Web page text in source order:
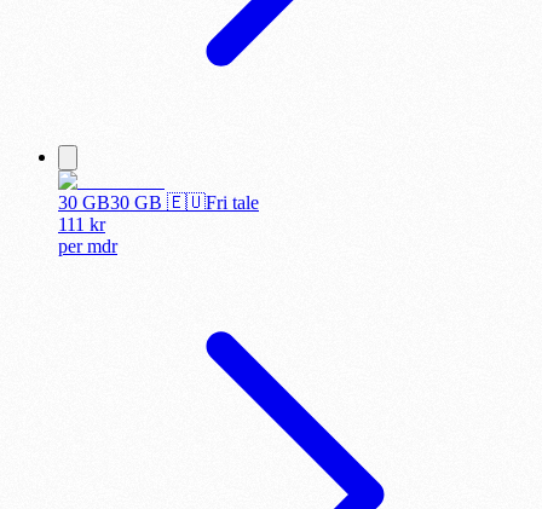
30 GB30 GB 🇪🇺Fri tale
111 kr
permdr